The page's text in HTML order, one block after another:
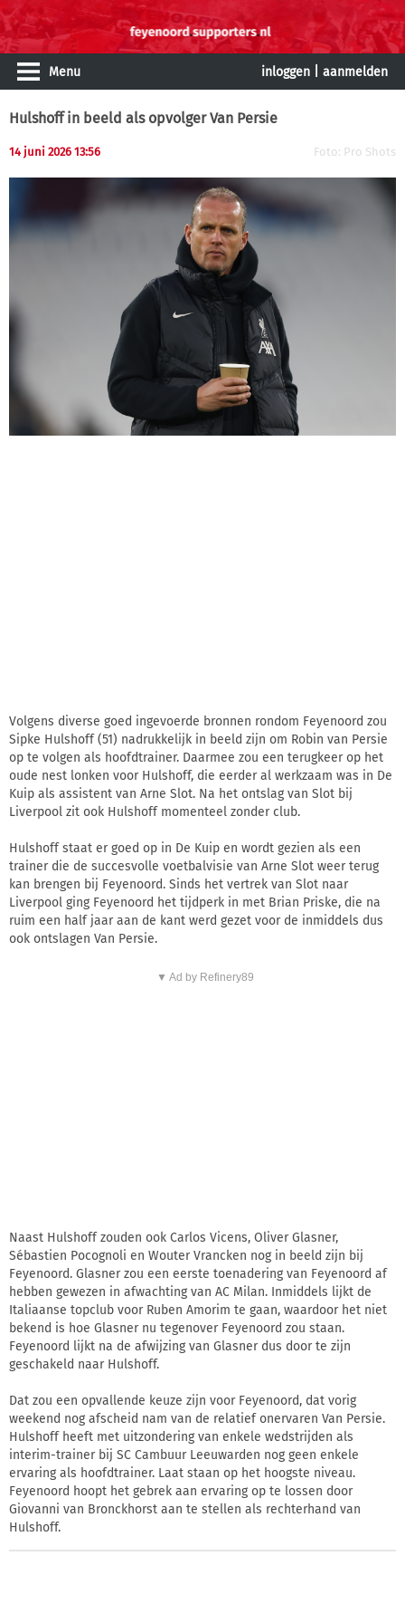
Menu inloggen aanmelden
Hulshoff in beeld als opvolger Van Persie
14 juni 2026 13:56 Foto: Pro Shots
Volgens diverse goed ingevoerde bronnen rondom Feyenoord zou
Sipke Hulshoff (51) nadrukkelijk in beeld zijn om Robin van Persie
op te volgen als hoofdtrainer. Daarmee zou een terugkeer op het
oude nest lonken voor Hulshoff, die eerder al werkzaam was in De
Kuip als assistent van Arne Slot. Na het ontslag van Slot bij
Liverpool zit ook Hulshoff momenteel zonder club.
Hulshoff staat er goed op in De Kuip en wordt gezien als een
trainer die de succesvolle voetbalvisie van Arne Slot weer terug
kan brengen bij Feyenoord. Sinds het vertrek van Slot naar
Liverpool ging Feyenoord het tijdperk in met Brian Priske, die na
ruim een half jaar aan de kant werd gezet voor de inmiddels dus
ook ontslagen Van Persie.
▼ Ad by Refinery89
Naast Hulshoff zouden ook Carlos Vicens, Oliver Glasner,
Sébastien Pocognoli en Wouter Vrancken nog in beeld zijn bij
Feyenoord. Glasner zou een eerste toenadering van Feyenoord af
hebben gewezen in afwachting van AC Milan. Inmiddels lijkt de
Italiaanse topclub voor Ruben Amorim te gaan, waardoor het niet
bekend is hoe Glasner nu tegenover Feyenoord zou staan.
Feyenoord lijkt na de afwijzing van Glasner dus door te zijn
geschakeld naar Hulshoff.
Dat zou een opvallende keuze zijn voor Feyenoord, dat vorig
weekend nog afscheid nam van de relatief onervaren Van Persie.
Hulshoff heeft met uitzondering van enkele wedstrijden als
interim-trainer bij SC Cambuur Leeuwarden nog geen enkele
ervaring als hoofdtrainer. Laat staan op het hoogste niveau.
Feyenoord hoopt het gebrek aan ervaring op te lossen door
Giovanni van Bronckhorst aan te stellen als rechterhand van
Hulshoff.